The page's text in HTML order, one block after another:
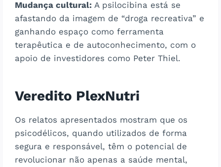
Mudança cultural: A psilocibina está se
afastando da imagem de “droga recreativa” e
ganhando espaço como ferramenta
terapêutica e de autoconhecimento, com o
apoio de investidores como Peter Thiel.
Veredito PlexNutri
Os relatos apresentados mostram que os
psicodélicos, quando utilizados de forma
segura e responsável, têm o potencial de
revolucionar não apenas a saúde mental,